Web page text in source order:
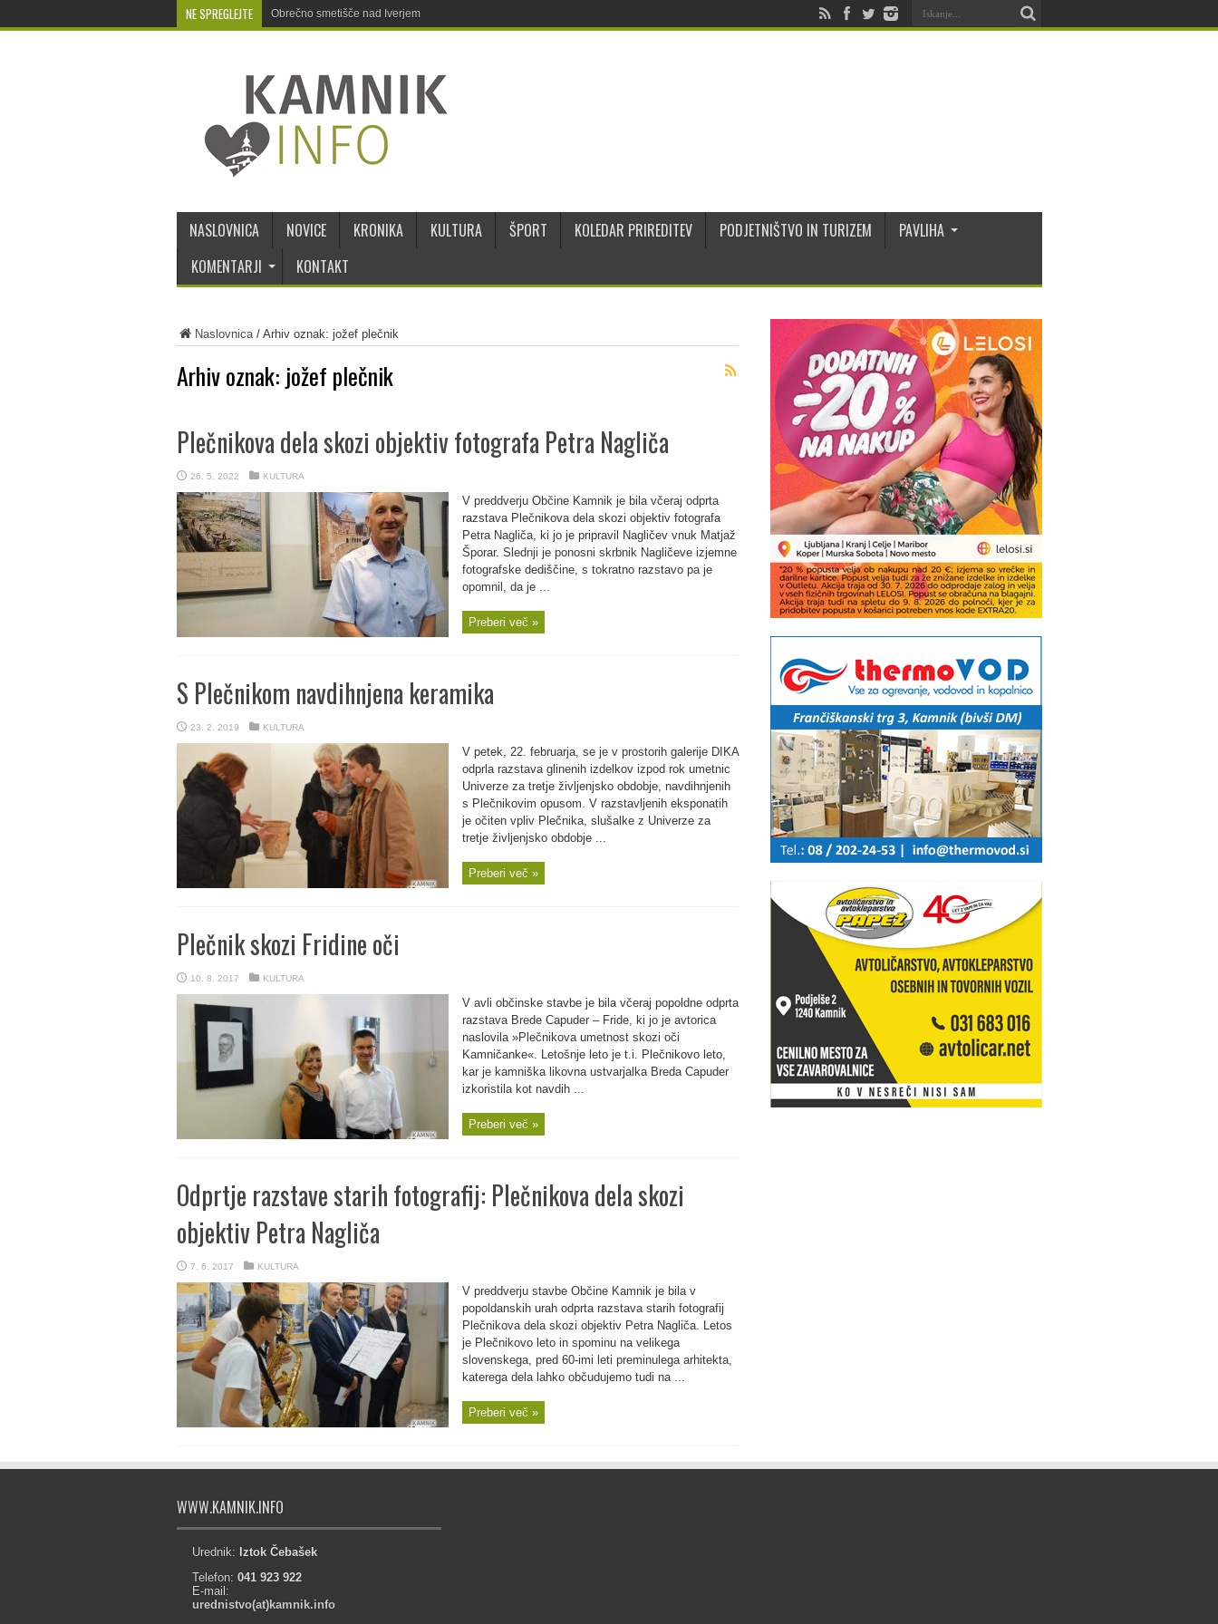
NE SPREGLEJTE Obrečno smetišče nad Iverjem
NASLOVNICA NOVICE KRONIKA KULTURA ŠPORT KOLEDAR PRIREDITEV PODJETNIŠTVO IN TURIZEM
PAVLIHA
KOMENTARJI
KONTAKT
Naslovnica/ Arhiv oznak: jožef plečnik
Arhiv oznak: jožef plečnik
Plečnikova dela skozi objektiv fotografa Petra Nagliča
26. 5. 2022 KULTURA
V preddverju Občine Kamnik je bila včeraj odprta
razstava Plečnikova dela skozi objektiv fotografa
Petra Nagliča, ki jo je pripravil Nagličev vnuk Matjaž
Šporar. Slednji je ponosni skrbnik Nagličeve izjemne
fotografske dediščine, s tokratno razstavo pa je
opomnil, da je ...
Preberi več »
S Plečnikom navdihnjena keramika
23. 2. 2019 KULTURA
V petek, 22. februarja, se je v prostorih galerije DIKA
odprla razstava glinenih izdelkov izpod rok umetnic
Univerze za tretje življenjsko obdobje, navdihnjenih
s Plečnikovim opusom. V razstavljenih eksponatih
je očiten vpliv Plečnika, slušalke z Univerze za
tretje življenjsko obdobje ...
Preberi več »
Plečnik skozi Fridine oči
10. 8. 2017 KULTURA
V avli občinske stavbe je bila včeraj popoldne odprta
razstava Brede Capuder – Fride, ki jo je avtorica
naslovila »Plečnikova umetnost skozi oči
Kamničanke«. Letošnje leto je t.i. Plečnikovo leto,
kar je kamniška likovna ustvarjalka Breda Capuder
izkoristila kot navdih ...
Preberi več »
Odprtje razstave starih fotografij: Plečnikova dela skozi
objektiv Petra Nagliča
7. 6. 2017 KULTURA
V preddverju stavbe Občine Kamnik je bila v
popoldanskih urah odprta razstava starih fotografij
Plečnikova dela skozi objektiv Petra Nagliča. Letos
je Plečnikovo leto in spominu na velikega
slovenskega, pred 60-imi leti preminulega arhitekta,
katerega dela lahko občudujemo tudi na ...
Preberi več »
WWW.KAMNIK.INFO
Urednik: Iztok Čebašek
Telefon: 041 923 922
E-mail:
urednistvo(at)kamnik.info